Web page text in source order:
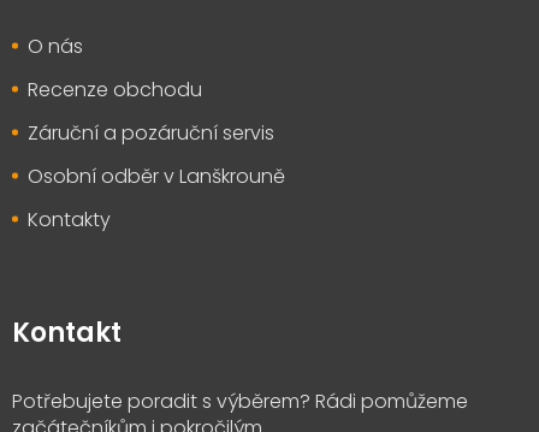
O nás
Recenze obchodu
Záruční a pozáruční servis
Osobní odběr v Lanškrouně
Kontakty
Kontakt